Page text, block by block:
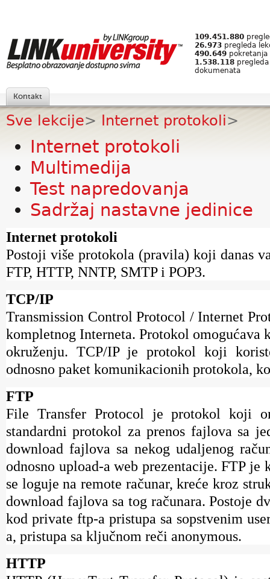
109.451.880
26.973 pregleda
490.649 pokretanja
1.538.118
dokumenata
Kontakt
Sve lekcije> Internet protokoli>
Internet protokoli
Multimedija
Test napredovanja
Sadržaj nastavne jedinice
Internet protokoli
Postoji više protokola (pravila) koji danas
FTP, HTTP, NNTP, SMTP i POP3.
TCP/IP
Transmission Control Protocol / Internet
kompletnog Interneta. Protokol
okruženju. TCP/IP je protokol koji
odnosno paket komunikacionih protokola,
FTP
File Transfer Protocol je protokol koji
standardni protokol za prenos fajlova sa
download fajlova sa nekog udaljenog
odnosno upload-a web prezentacije. FTP
se loguje na remote računar, kreće kroz
download fajlova sa tog računara. Postoje
kod private ftp-a pristupa sa sopstvenim
a, pristupa sa ključnom reči anonymous.
HTTP